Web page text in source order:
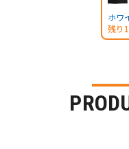
ホワ
残り